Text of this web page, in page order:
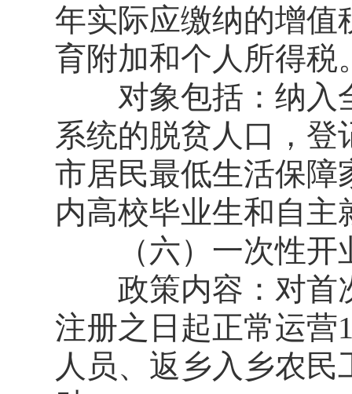
年实际应缴纳的增值
育附加和个人所得税
对象包括：纳入全
系统的脱贫人口，
市居民最低生活保障
内高校毕业生和自主
（六）一次性开
政策内容：对首次
注册之日起正常运营
人员、返乡入乡农民